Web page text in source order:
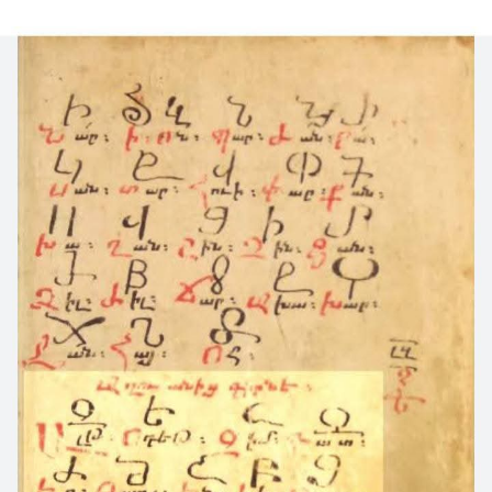
которых причисляет к «царям» и современная наука
Ариарамну и Аршаму считает «сатрапов из младшей
линии Ахеменидов» и объясняют это тем что, тем
самым Дарий подчеркивает свое кровное родство с
Ахеменидами и традицию наследования престола —
то есть законность прав Дария на престол.
У Геродота (VII.11) родословная Дария
перечисляется несколько иначе: Дарий — сын
Гистаспа, потомок Арсама, Ариарамна,
КИРА, Камбиса,
Теиспа, Ахамена
. Привлекает
внимание то что, на Бехистунской надписи
перечислены в родословье Дария 6, у Геродота — 9
имен. Более того, у Геродота вместо Чишпиша, отца
Ариарамны указано другое имя — Теиспа.
Собственное мужское имя Чишпиш (Чиш-пиш) —
имя древней империи.
Языковой вопрос: аккадский против
арамейского
Главное и наиболее очевидное противоречие
заключается в языке. Древние ассирийцы говорили
на аккадском языке, относящемся к
восточносемитской ветви. Этот язык был полностью
вытеснен арамейским уже в первые века до нашей
эры и окончательно исчез как разговорный к V веку
н.э. Современные ассирийцы говорят на
новоарамейских диалектах, которые являются
прямыми потомками арамейского, но не
аккадского.
Сторонники преемственности указывают на
наличие в новоарамейском языке аккадских слов-